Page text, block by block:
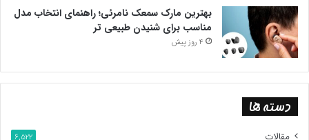
همواره به علت کمبود نیرو و تعدیل های گسترده و فراگیر، بار سنگین
حدود 10 سال زمان می برد تا کادر پرستاری بیمارستان ها به
بهترین مارک سمعک نامرئی؛ راهنمای انتخاب مدل
مناسب برای شنیدن طبیعی تر
4 روز پیش
دسته ها
مقالات 6,522